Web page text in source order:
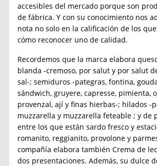
accesibles del mercado porque son
de fábrica. Y con su conocimiento nos
nota no solo en la calificación de los
cómo reconocer uno de calidad.
Recordemos que la marca elabora
blanda -cremoso, por salut y por salut
sal-; semiduros -pategras, fontina,
sándwich, gruyere, capresse, pimienta,
provenzal, ají y finas hierbas-; hilados -
muzzarella y muzzarella feteable ; y de
entre los que están sardo fresco y
romanito, reggianito, provolone y
compañía elabora también Crema de
dos presentaciones. Además, su dulce